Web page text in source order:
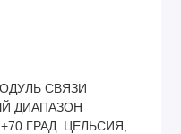
СВЯЗИ
ДИАПАЗОН
ГРАД. ЦЕЛЬСИЯ,